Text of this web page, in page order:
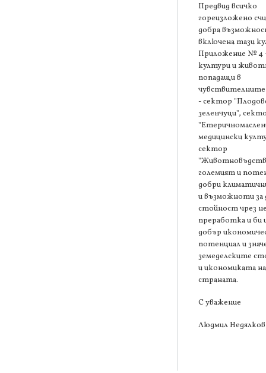
Предвид всичко
гореизложено
добра
включена тази
Приложение № 4
култури и
попадащи в
- сектор
зеленчуци",
медицински
сектор
големият и
добри
и възможноти за
стойност чрез
преработка и би
добър
потенциал и
земеделските
и икономиката на
страната.
С уважение
Людмил Недялков